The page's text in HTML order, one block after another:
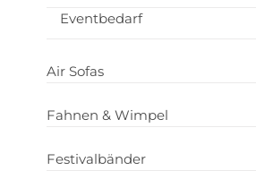
Eventbedarf
Air Sofas
Fahnen & Wimpel
Festivalbänder